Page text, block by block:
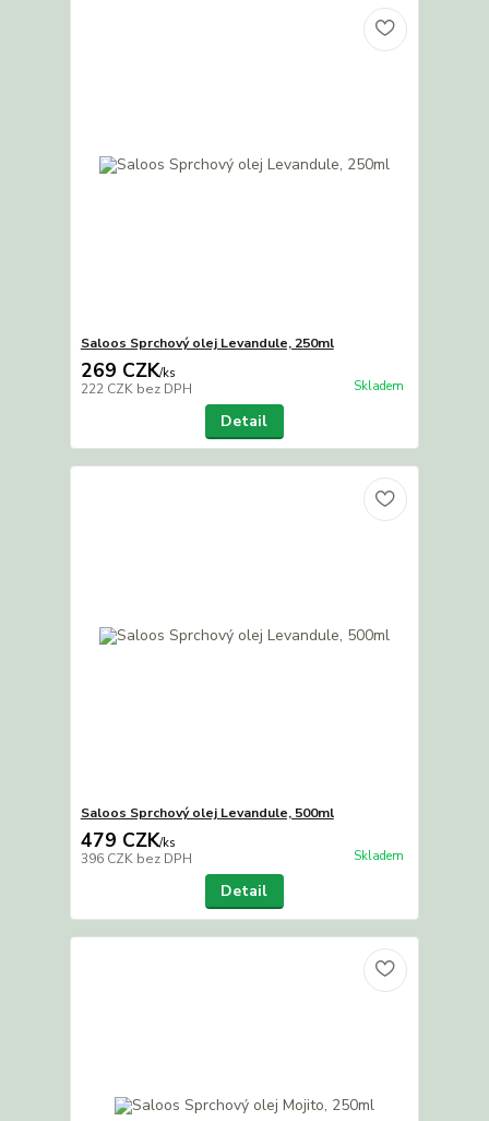
Saloos Sprchový olej Levandule, 250ml
269 CZK/ks
222 CZK bez DPH Skladem
Detail
Saloos Sprchový olej Levandule, 500ml
479 CZK/ks
396 CZK bez DPH Skladem
Detail